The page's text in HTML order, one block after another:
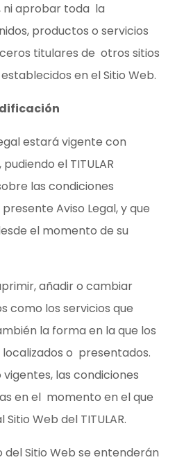
aprobar toda la
productos o servicios
titulares de otros sitios
en el Sitio Web.
estará vigente con
el TITULAR
las condiciones
Aviso Legal, y que
el momento de su
añadir o cambiar
como los servicios que
la forma en la que los
o presentados.
las condiciones
en el momento en el que
Web del TITULAR.
del Sitio Web se entenderán